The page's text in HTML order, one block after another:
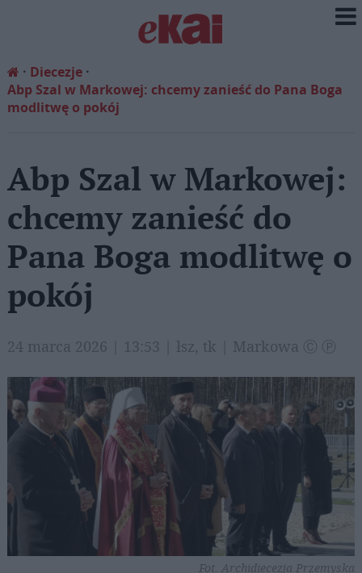
Diecezje
Abp Szal w Markowej: chcemy zanieść do Pana Boga
modlitwę o pokój
Abp Szal w Markowej:
chcemy zanieść do
Pana Boga modlitwę o
pokój
24 marca 2026 | 13:53 | łsz, tk | Markowa Ⓒ Ⓟ
Fot. Archidiecezja Przemyska